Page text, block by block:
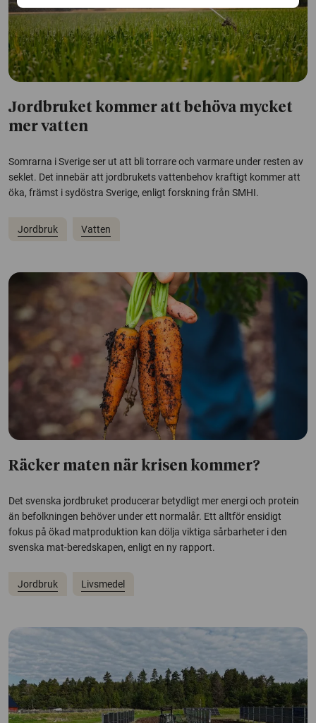
Jordbruket kommer att behöva mycket
mer vatten
Somrarna i Sverige ser ut att bli torrare och varmare under resten av
seklet. Det innebär att jordbrukets vattenbehov kraftigt kommer att
öka, främst i sydöstra Sverige, enligt forskning från SMHI.
Jordbruk Vatten
Räcker maten när krisen kommer?
Det svenska jordbruket producerar betydligt mer energi och protein
än befolkningen behöver under ett normalår. Ett alltför ensidigt
fokus på ökad matproduktion kan dölja viktiga sårbarheter i den
svenska mat-beredskapen, enligt en ny rapport.
Jordbruk Livsmedel